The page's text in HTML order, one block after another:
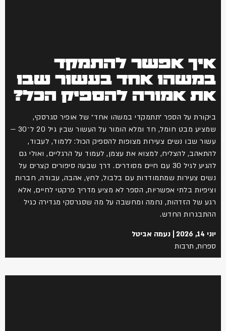
איך אפשר להתמקד
במשהו אחד בעשור שבו
את אמורה להספיק הכל?
ביקורת על הספר ״תתמקדי במשהו אחד״ של אופיר סגרסקי,
שמציע מבט חומל, חד ומלא הומור על העשור שבין גיל 20 ל־30 —
עשור שבו נשים צעירות מצופות להספיק הכול: ללמוד, לעבוד,
להתאהב, להצליח, למצוא את עצמן, לעמוד על הרגליים, ואולי גם
להגיע לגיל 30 עם חיים מסודרים. דרך שבעה סיפורים קצרים על
נשים צעירות שמתמודדות עם בלבול, לחץ, אהבה, עבודה, חברות
וציפיות בלתי אפשריות, הספר לא מציע מדריך פרקטי לחיים, אלא
רגע של הזדהות, נחמה ומחשבה על מה שסגרסקי מגדירה כגיל
ההתבגרות החדש.
יוני 14, 2026
נעמה אביטל
ספרות, תרבות